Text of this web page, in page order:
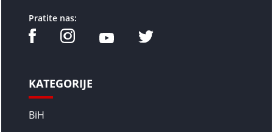
Pratite nas:
KATEGORIJE
BiH